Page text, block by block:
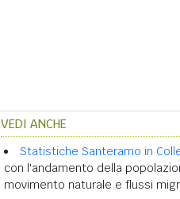
VEDI ANCHE
Statistiche Santeramo in
con l'andamento della
movimento naturale e flussi